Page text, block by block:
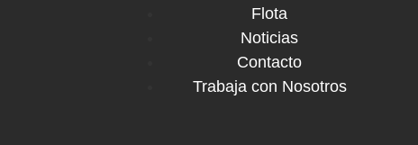
Flota
Noticias
Contacto
Trabaja con Nosotros